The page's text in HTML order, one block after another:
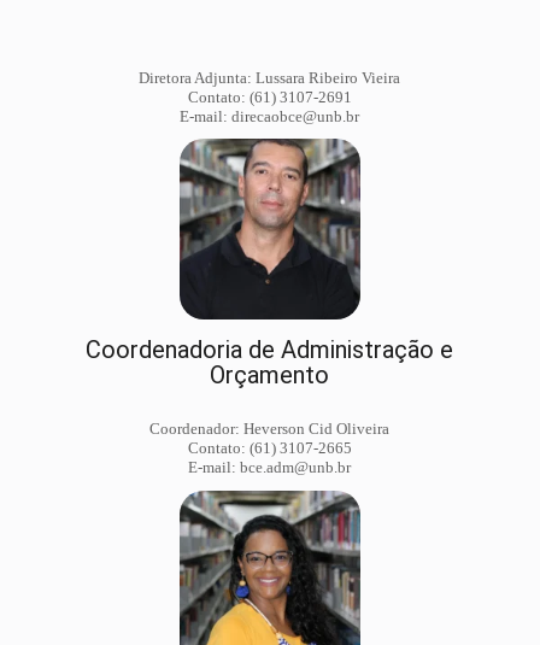
Diretora Adjunta: Lussara Ribeiro Vieira
Contato: (61) 3107-2691
E-mail: direcaobce@unb.br
Coordenadoria de Administração e
Orçamento
Coordenador: Heverson Cid Oliveira
Contato: (61) 3107-2665
E-mail: bce.adm@unb.br